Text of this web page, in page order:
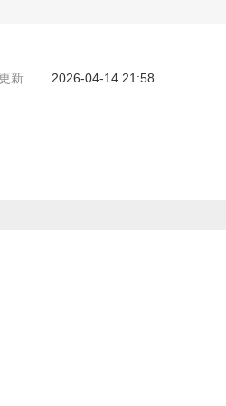
新 2026-04-14 21:58